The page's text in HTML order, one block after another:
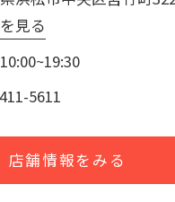
見る
5611
店舗情報をみる